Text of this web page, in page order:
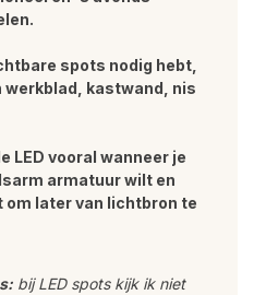
spots nodig hebt,
werkblad, kastwand, nis
LED vooral wanneer je
armatuur wilt en
om later van lichtbron te
bij LED spots kijk ik niet